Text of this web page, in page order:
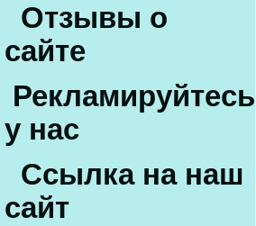
Отзывы о
сайте
Рекламируйтесь
у нас
Ссылка на наш
сайт